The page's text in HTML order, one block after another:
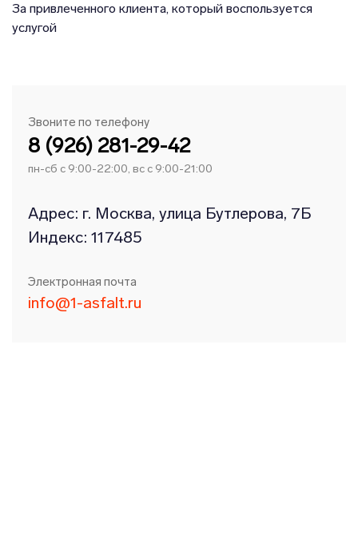
За привлеченного клиента, который воспользуется
услугой
Звоните по телефону
8 (926) 281-29-42
пн-сб с 9:00-22:00, вс с 9:00-21:00
Адрес: г. Москва, улица Бутлерова, 7Б
Индекс: 117485
Электронная почта
info@1-asfalt.ru